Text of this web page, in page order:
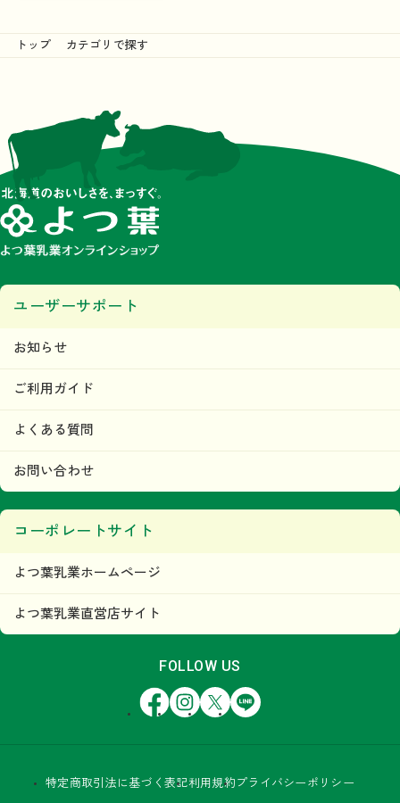
トップ カテゴリで探す
ユーザーサポート
お知らせ
ご利用ガイド
よくある質問
お問い合わせ
コーポレートサイト
よつ葉乳業ホームページ
よつ葉乳業直営店サイト
FOLLOW US
FacebookInstagram
X LINE
特定商取引法に基づく表記利用規約 プライバシーポリシー